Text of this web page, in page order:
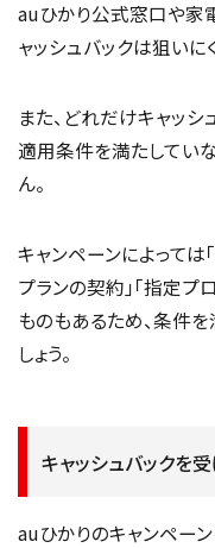
auひかり公式窓口や家
ャッシュバックは狙いに
また、どれだけキャッシ
適用条件を満たしてい
ん。
キャンペーンによっては
プランの契約」「指定
ものもあるため、条件
しょう。
キャッシュバックを
auひかりのキャンペー